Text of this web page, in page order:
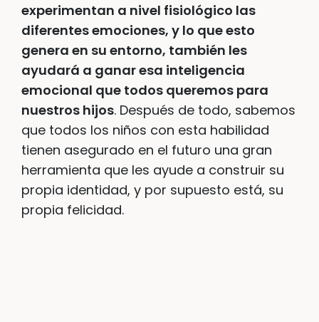
experimentan a nivel fisiológico las
diferentes emociones, y lo que esto
genera en su entorno, también les
ayudará a ganar esa inteligencia
emocional que todos queremos para
nuestros hijos. Después de todo, sabemos
que todos los niños con esta habilidad
tienen asegurado en el futuro una gran
herramienta que les ayude a construir su
propia identidad, y por supuesto está, su
propia felicidad.